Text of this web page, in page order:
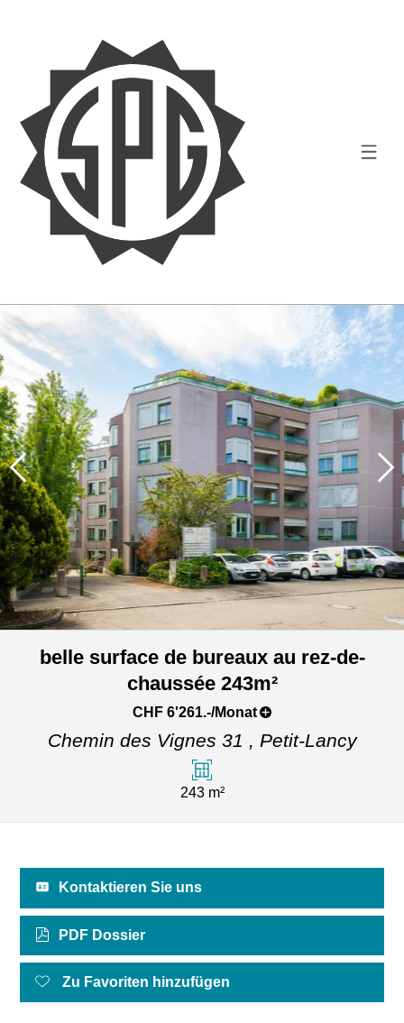
belle surface de bureaux au rez-de-
chaussée 243m²
CHF 6'261.-/Monat
Chemin des Vignes 31 , Petit-Lancy
243 m²
Kontaktieren Sie uns
PDF Dossier
Zu Favoriten hinzufügen